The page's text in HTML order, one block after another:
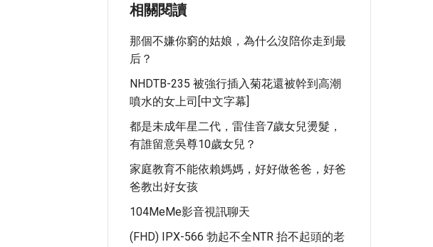
相關閱讀
那個不嫌你窮的姑娘，為什么沒陪你走到最
后？
NHDTB-235 被強行插入菊花還被幹到高潮
噴水的女上司[中文字幕]
都是未成年星二代，雷佳音7歲女兒燙髮，
有誰留意吳尊10歲女兒？
家庭教育不能依賴媽媽，好好做爸爸，好爸
爸教出好女孩
104MeMe影音視訊聊天
(FHD) IPX-566 勃起不全NTR 抬不起頭的老